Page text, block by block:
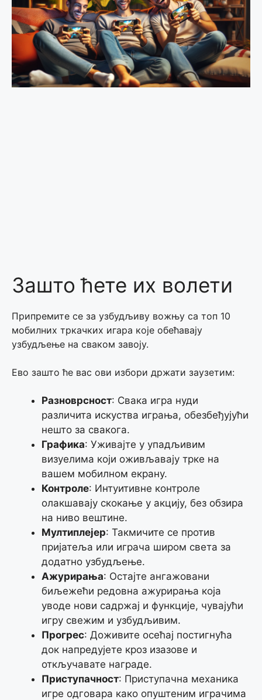
Зашто ћете их волети
Припремите се за узбудљиву вожњу са топ 10
мобилних тркачких игара које обећавају
узбудљење на сваком завоју.
Ево зашто ће вас ови избори држати заузетим:
Разноврсност: Свака игра нуди
различита искуства играња, обезбеђујући
нешто за свакога.
Графика: Уживајте у упадљивим
визуелима који оживљавају трке на
вашем мобилном екрану.
Контроле: Интуитивне контроле
олакшавају скокање у акцију, без обзира
на ниво вештине.
Мултиплејер: Такмичите се против
пријатеља или играча широм света за
додатно узбудљење.
Ажурирања: Остајте ангажовани
биљежећи редовна ажурирања која
уводе нови садржај и функције, чувајући
игру свежим и узбудљивим.
Прогрес: Доживите осећај постигнућа
док напредујете кроз изазове и
откључавате награде.
Приступачност: Приступачна механика
игре одговара како опуштеним играчима